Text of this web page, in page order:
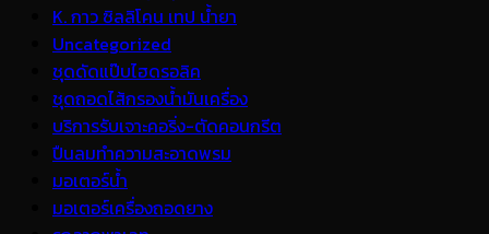
K. กาว ซิลลิโคน เทป น้ำยา
Uncategorized
ชุดดัดแป๊บไฮดรอลิค
ชุดถอดไส้กรองน้ำมันเครื่อง
บริการรับเจาะคอริ่ง-ตัดคอนกรีต
ปืนลมทำความสะอาดพรม
มอเตอร์น้ำ
มอเตอร์เครื่องถอดยาง